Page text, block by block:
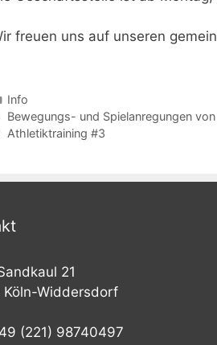
freuen uns auf unseren
Kategorien
Info
Bewegungs- und Spielanregungen
Athletiktraining #3
21
Köln-Widdersdorf
(221) 98740497